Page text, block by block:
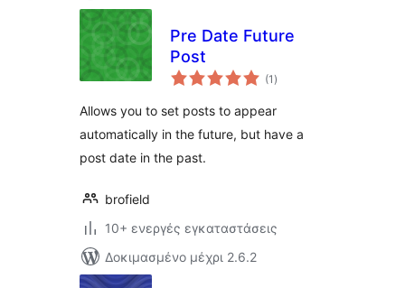
Pre Date Future
Post
(1 αξιολογήσεις
σύνολο
)
Allows you to set posts to appear
automatically in the future, but have a
post date in the past.
brofield
10+ ενεργές εγκαταστάσεις
Δοκιμασμένο μέχρι 2.6.2